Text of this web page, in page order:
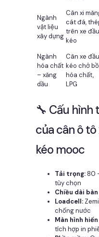
Ngành
vật liệu
xây dựng
Cân xi
cát đá,
trên xe đầu
kéo
Ngành
hóa chất
– xăng
dầu
Cân xe đầu
kéo chở
hóa chất,
LPG
🔧 Cấu hình
của cân ô tô
kéo mooc
Tải trọng:80
tùy chọn
Chiều dài
Loadcell:
chống nước
Màn hình
tích hợp in